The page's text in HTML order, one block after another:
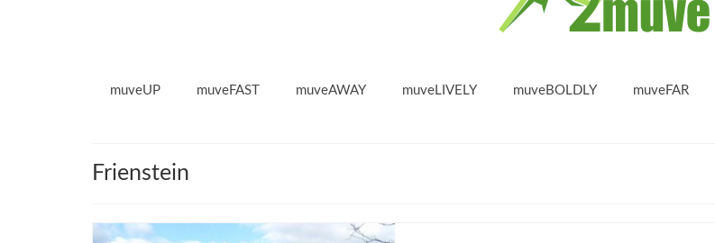
muveUP muveFAST muveAWAY muveLIVELY muveBOLDLY muveFAR
Frienstein